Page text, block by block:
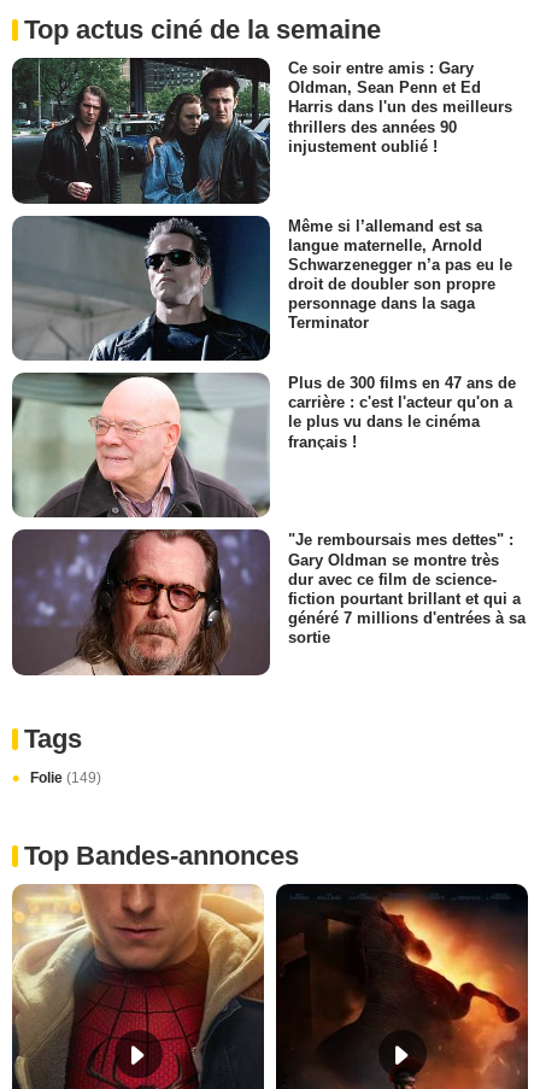
Top actus ciné de la semaine
Ce soir entre amis : Gary
Oldman, Sean Penn et Ed
Harris dans l'un des meilleurs
thrillers des années 90
injustement oublié !
Même si l’allemand est sa
langue maternelle, Arnold
Schwarzenegger n’a pas eu le
droit de doubler son propre
personnage dans la saga
Terminator
Plus de 300 films en 47 ans de
carrière : c'est l'acteur qu'on a
le plus vu dans le cinéma
français !
"Je remboursais mes dettes" :
Gary Oldman se montre très
dur avec ce film de science-
fiction pourtant brillant et qui a
généré 7 millions d'entrées à sa
sortie
Tags
Folie (149)
Top Bandes-annonces